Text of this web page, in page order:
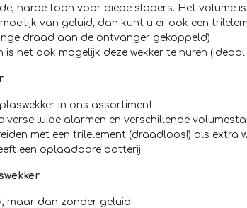
harde toon voor diepe slapers. Het volume
van geluid, dan kunt u er ook een
draad aan de ontvanger gekoppeld)
is het ook mogelijk deze wekker te huren
plaswekker in ons assortiment
diverse luide alarmen en verschillende
met een trilelement (draadloos!) als extra
een oplaadbare batterij
maar dan zonder geluid